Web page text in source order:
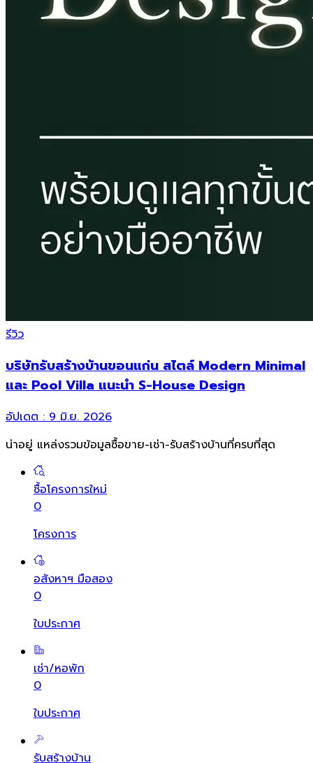
รีวิว
บริษัทรับสร้างบ้านขอนแก่น สไตล์ Modern Minimal
และ Pool Villa แนะนำ S-House Design
อัปเดต :9 มิ.ย. 2026
น่าอยู่ แหล่งรวมข้อมูลซื้อขาย-เช่า-รับสร้างบ้านที่ครบที่สุด
ซื้อโครงการใหม่
0
โครงการ
อสังหาฯ มือสอง
0
ใบประกาศ
เช่า/หอพัก
0
ใบประกาศ
รับสร้างบ้าน